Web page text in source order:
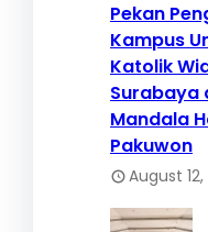
Pekan
Kampus
Katolik
Surabaya
Mandala
Pakuwon
August